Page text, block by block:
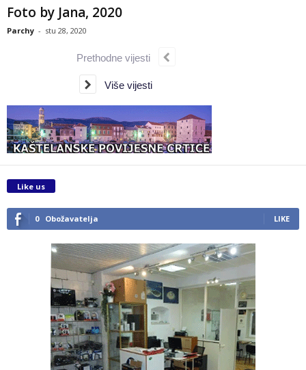
Foto by Jana, 2020
Parchy - stu 28, 2020
Prethodne vijesti
Više vijesti
Like us
0 Obožavatelja LIKE